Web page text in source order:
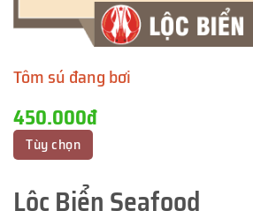
Tôm sú đang bơi
450.000đ
Tùy chọn
Lộc Biển Seafood